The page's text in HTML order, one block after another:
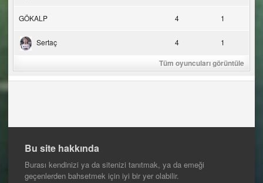
GÖKALP 4 1
Sertaç 4 1
Tüm oyuncuları görüntüle
Bu site hakkında
Burası kendinizi ya da sitenizi tanıtmak, ya da emeği
geçenlerden bahsetmek için iyi bir yer olabilir.